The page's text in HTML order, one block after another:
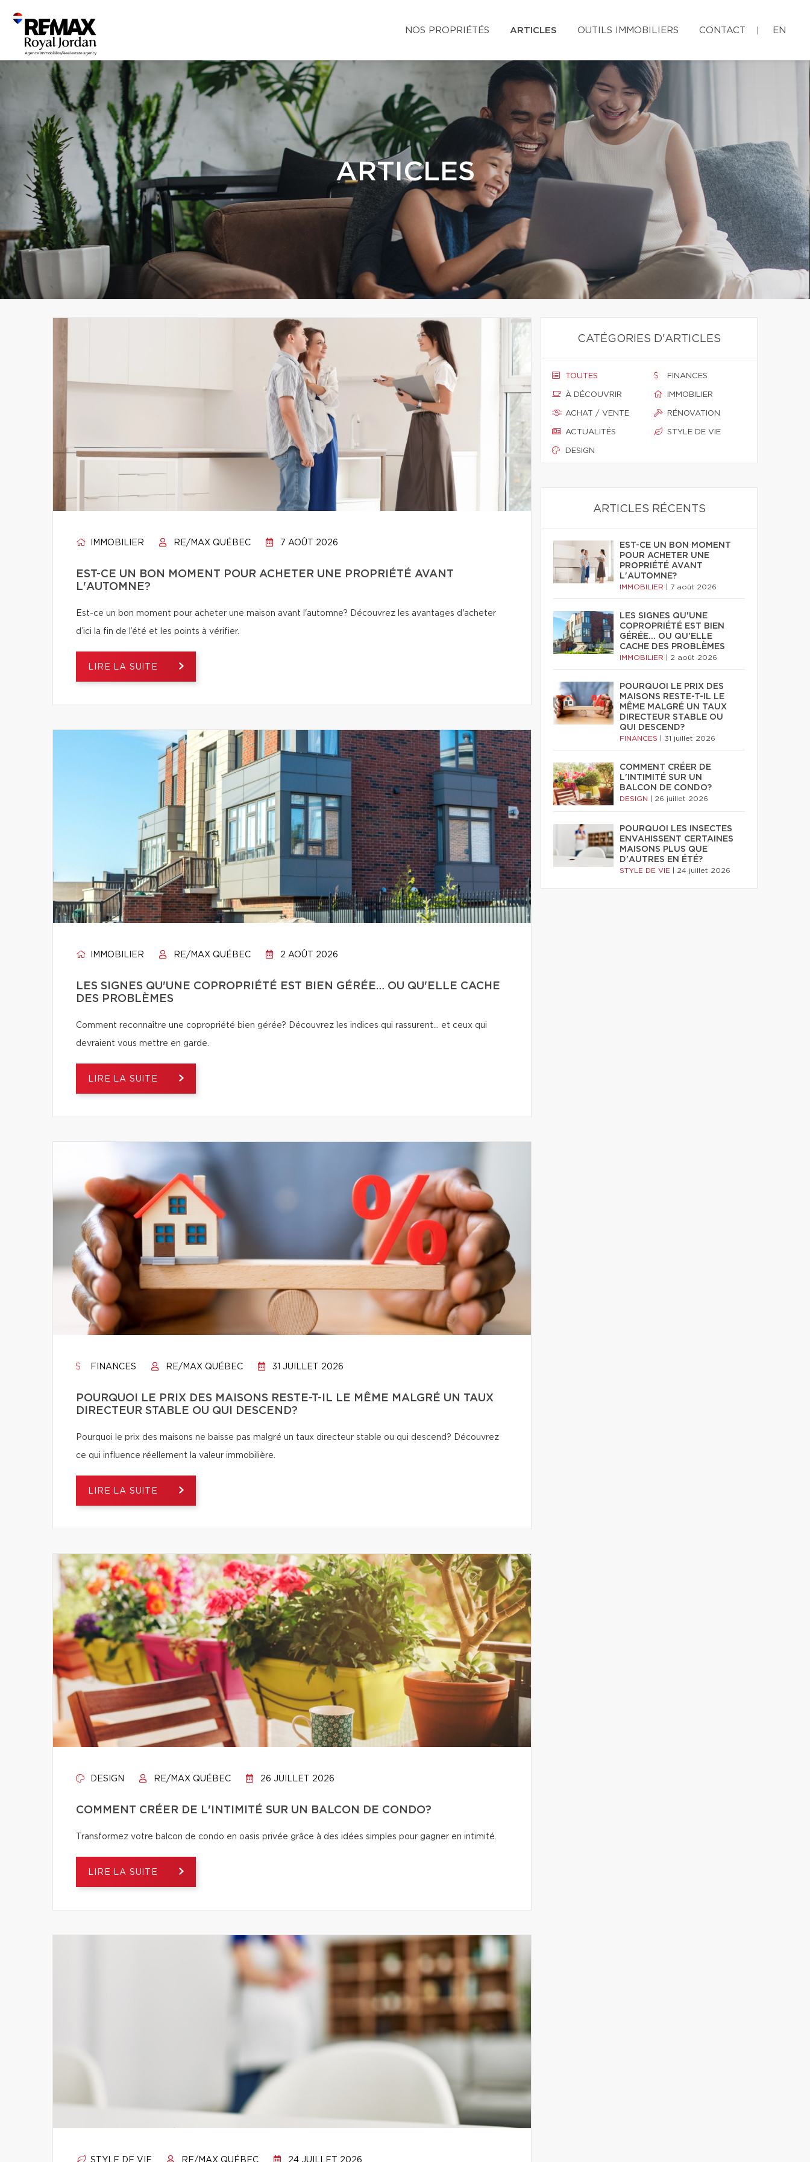
NOS PROPRIÉTÉS ARTICLES OUTILS IMMOBILIERS CONTACT EN
ARTICLES
IMMOBILIER RE/MAX QUÉBEC 7 AOÛT 2026
EST-CE UN BON MOMENT POUR ACHETER UNE PROPRIÉTÉ AVANT
L'AUTOMNE?
Est-ce un bon moment pour acheter une maison avant l'automne? Découvrez les avantages d'acheter
d’ici la fin de l’été et les points à vérifier.
LIRE LA SUITE
IMMOBILIER RE/MAX QUÉBEC 2 AOÛT 2026
LES SIGNES QU'UNE COPROPRIÉTÉ EST BIEN GÉRÉE… OU QU'ELLE CACHE
DES PROBLÈMES
Comment reconnaître une copropriété bien gérée? Découvrez les indices qui rassurent… et ceux qui
devraient vous mettre en garde.
LIRE LA SUITE
FINANCES RE/MAX QUÉBEC 31 JUILLET 2026
POURQUOI LE PRIX DES MAISONS RESTE-T-IL LE MÊME MALGRÉ UN TAUX
DIRECTEUR STABLE OU QUI DESCEND?
Pourquoi le prix des maisons ne baisse pas malgré un taux directeur stable ou qui descend? Découvrez
ce qui influence réellement la valeur immobilière.
LIRE LA SUITE
DESIGN RE/MAX QUÉBEC 26 JUILLET 2026
COMMENT CRÉER DE L'INTIMITÉ SUR UN BALCON DE CONDO?
Transformez votre balcon de condo en oasis privée grâce à des idées simples pour gagner en intimité.
LIRE LA SUITE
STYLE DE VIE RE/MAX QUÉBEC 24 JUILLET 2026
CATÉGORIES D'ARTICLES
TOUTES
À DÉCOUVRIR
ACHAT / VENTE
ACTUALITÉS
DESIGN
FINANCES
IMMOBILIER
RÉNOVATION
STYLE DE VIE
ARTICLES RÉCENTS
EST-CE UN BON MOMENT
POUR ACHETER UNE
PROPRIÉTÉ AVANT
L'AUTOMNE?
IMMOBILIER 7 août 2026
LES SIGNES QU'UNE
COPROPRIÉTÉ EST BIEN
GÉRÉE… OU QU'ELLE
CACHE DES PROBLÈMES
IMMOBILIER 2 août 2026
POURQUOI LE PRIX DES
MAISONS RESTE-T-IL LE
MÊME MALGRÉ UN TAUX
DIRECTEUR STABLE OU
QUI DESCEND?
FINANCES 31 juillet 2026
COMMENT CRÉER DE
L'INTIMITÉ SUR UN
BALCON DE CONDO?
DESIGN 26 juillet 2026
POURQUOI LES INSECTES
ENVAHISSENT CERTAINES
MAISONS PLUS QUE
D'AUTRES EN ÉTÉ?
STYLE DE VIE 24 juillet 2026